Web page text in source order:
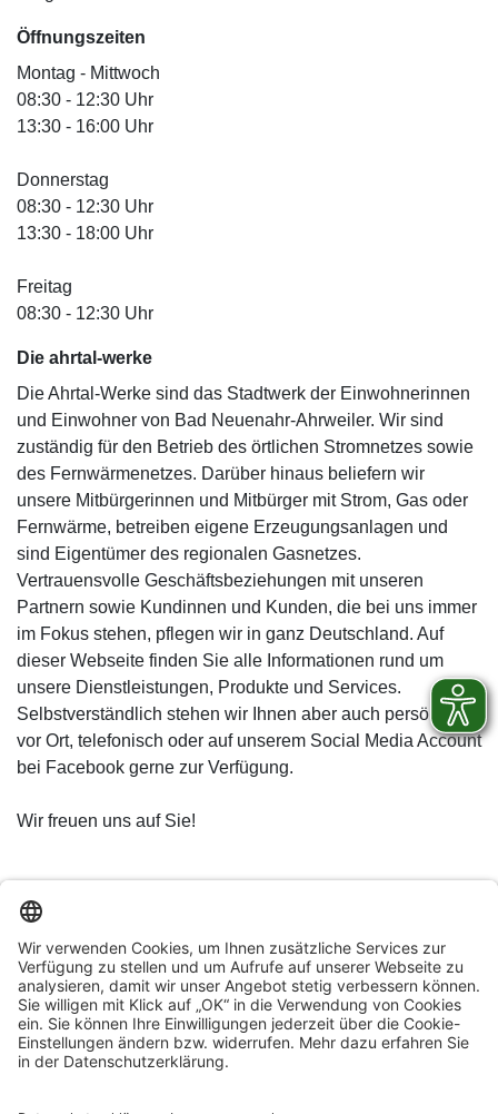
Öffnungszeiten
Montag - Mittwoch
08:30 - 12:30 Uhr
13:30 - 16:00 Uhr
Donnerstag
08:30 - 12:30 Uhr
13:30 - 18:00 Uhr
Freitag
08:30 - 12:30 Uhr
Die ahrtal-werke
Die Ahrtal-Werke sind das Stadtwerk der Einwohnerinnen
und Einwohner von Bad Neuenahr-Ahrweiler. Wir sind
zuständig für den Betrieb des örtlichen Stromnetzes sowie
des Fernwärmenetzes. Darüber hinaus beliefern wir
unsere Mitbürgerinnen und Mitbürger mit Strom, Gas oder
Fernwärme, betreiben eigene Erzeugungsanlagen und
sind Eigentümer des regionalen Gasnetzes.
Vertrauensvolle Geschäftsbeziehungen mit unseren
Partnern sowie Kundinnen und Kunden, die bei uns immer
im Fokus stehen, pflegen wir in ganz Deutschland. Auf
dieser Webseite finden Sie alle Informationen rund um
unsere Dienstleistungen, Produkte und Services.
Selbstverständlich stehen wir Ihnen aber auch persönlich
vor Ort, telefonisch oder auf unserem Social Media Account
bei Facebook gerne zur Verfügung.
Wir freuen uns auf Sie!
© Ahrtal-Werke GmbH